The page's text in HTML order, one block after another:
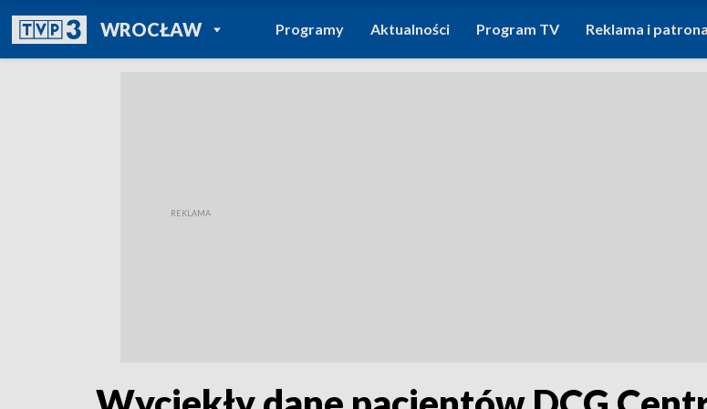
WROCŁAWPOWRÓT DO
TVP REGIONY
Programy Aktualności Program TV Reklama i